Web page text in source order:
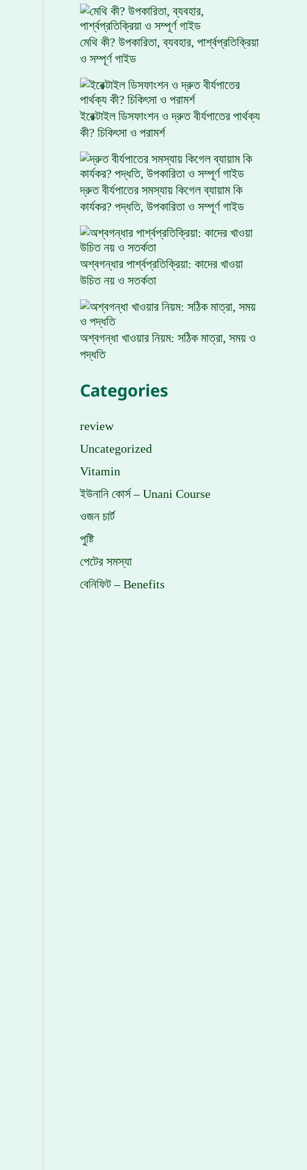
মেথি কী? উপকারিতা, ব্যবহার, পার্শ্বপ্রতিক্রিয়া
ও সম্পূর্ণ গাইড
ইরেক্টাইল ডিসফাংশন ও দ্রুত বীর্যপাতের পার্থক্য
কী? চিকিৎসা ও পরামর্শ
দ্রুত বীর্যপাতের সমস্যায় কিগেল ব্যায়াম কি
কার্যকর? পদ্ধতি, উপকারিতা ও সম্পূর্ণ গাইড
অশ্বগন্ধার পার্শ্বপ্রতিক্রিয়া: কাদের খাওয়া
উচিত নয় ও সতর্কতা
অশ্বগন্ধা খাওয়ার নিয়ম: সঠিক মাত্রা, সময় ও
পদ্ধতি
Categories
review
Uncategorized
Vitamin
ইউনানি কোর্স – Unani Course
ওজন চার্ট
পুষ্টি
পেটের সমস্যা
বেনিফিট – Benefits